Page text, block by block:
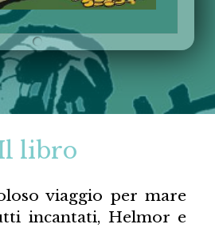
libro
viaggio per mare
incantati, Helmor e